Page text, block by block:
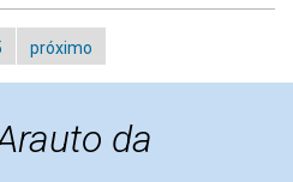
próximo
da